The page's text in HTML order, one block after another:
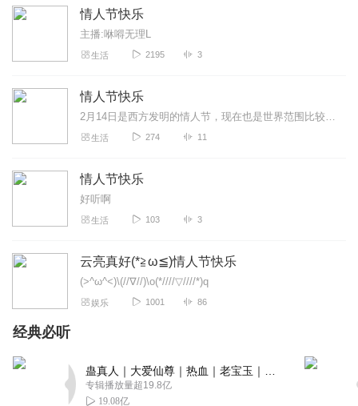
18、天涯地角有穷时，只有相思无尽处。——晏殊《玉楼春》
情人节快乐
主播:咻嘚无理L
生活 2195 3
情人节快乐
2月14日是西方发明的情人节，现在也是世界范围比较有共识的一个节日，祝福有情人终成眷属！
生活 274 11
情人节快乐
好听啊
生活 103 3
云亮真好(*≧ω≦)情人节快乐
(>^ω^<)\(//∇//)\o(*////▽////*)q
娱乐 1001 86
经典必听
专辑播放量超19.8亿
19.08亿